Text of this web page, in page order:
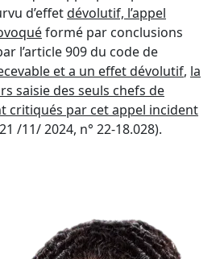
d’effetdévolutif, l’appel
formé par conclusions
l’article 909 du code de
et a un effet dévolutif, la
saisie des seuls chefs de
critiqués par cet appel incident
/11/ 2024, n° 22-18.028).